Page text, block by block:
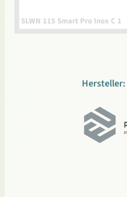
SLWN 115 Smart Pro Inox C 1
Hersteller: